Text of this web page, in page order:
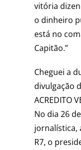
vitória
o dinheiro
está no
Capitão.”
Cheguei a
divulgação
ACREDITO
No dia 26
jornalística,
R7, o